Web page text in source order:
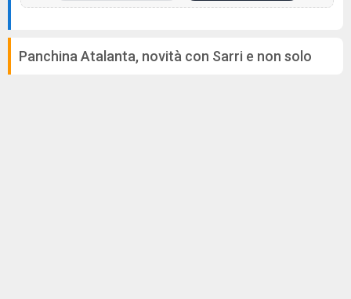
Panchina Atalanta, novità con Sarri e non solo